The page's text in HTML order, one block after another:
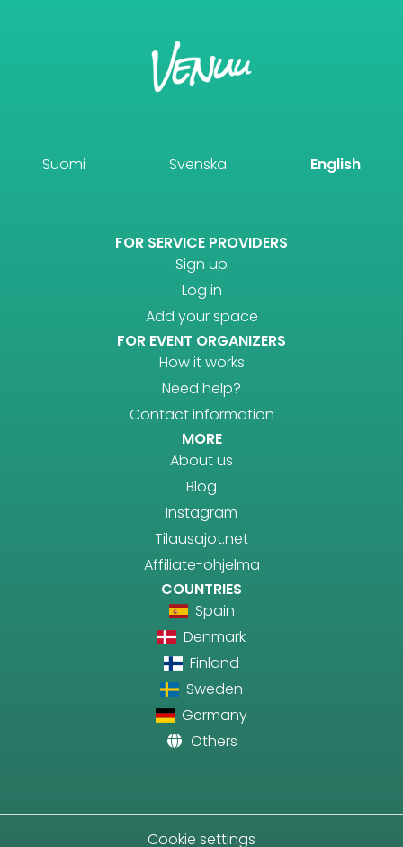
Suomi Svenska English
FOR SERVICE PROVIDERS
Sign up
Log in
Add your space
FOR EVENT ORGANIZERS
How it works
Need help?
Contact information
MORE
About us
Blog
Instagram
Tilausajot.net
Affiliate-ohjelma
COUNTRIES
Spain
Denmark
Finland
Sweden
Germany
Others
Cookie settings